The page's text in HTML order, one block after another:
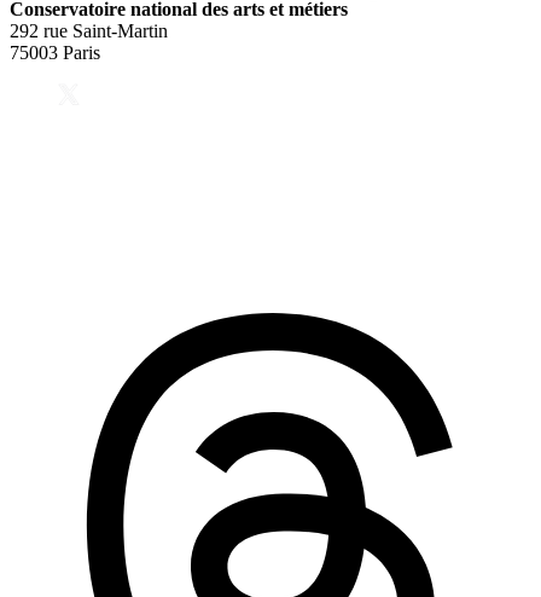
Conservatoire national des arts et métiers
292 rue Saint-Martin
75003 Paris